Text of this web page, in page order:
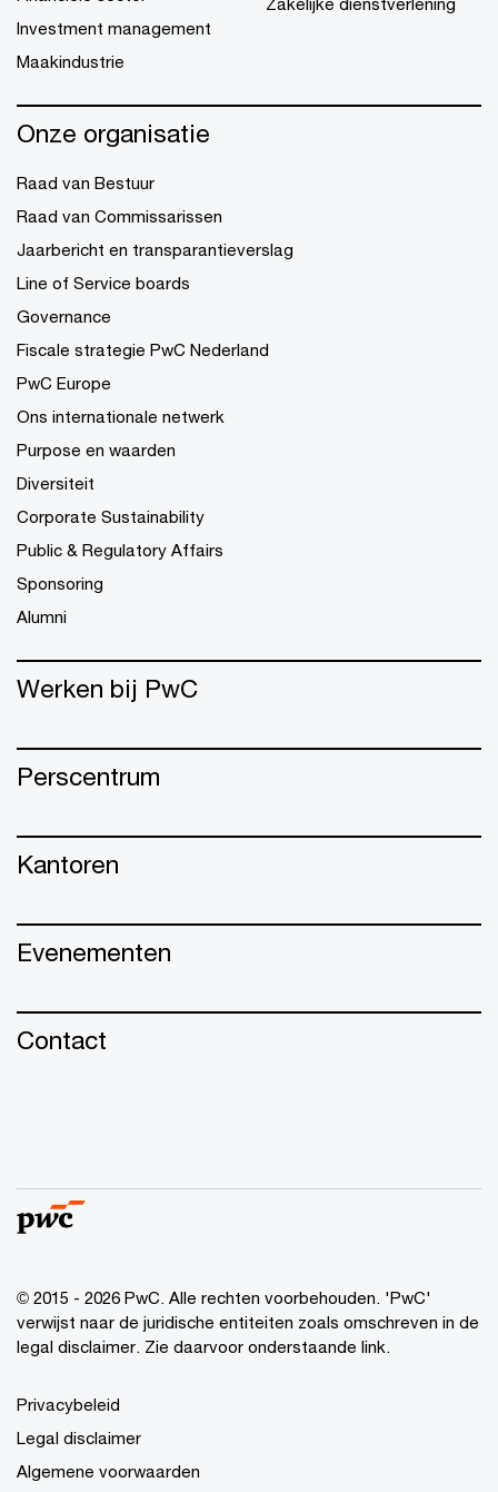
Investment management
Maakindustrie
Onze organisatie
Raad van Bestuur
Raad van Commissarissen
Jaarbericht en transparantieverslag
Line of Service boards
Governance
Fiscale strategie PwC Nederland
PwC Europe
Ons internationale netwerk
Purpose en waarden
Diversiteit
Corporate Sustainability
Public & Regulatory Affairs
Sponsoring
Alumni
Werken bij PwC
Perscentrum
Kantoren
Evenementen
Contact
© 2015 - 2026 PwC. Alle rechten voorbehouden. 'PwC'
verwijst naar de juridische entiteiten zoals omschreven in de
legal disclaimer. Zie daarvoor onderstaande link.
Privacybeleid
Legal disclaimer
Algemene voorwaarden